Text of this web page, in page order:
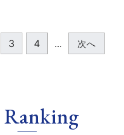
3 4 ... 次へ
Ranking